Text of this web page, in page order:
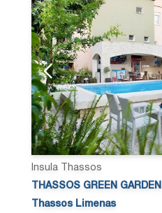
Insula Thassos
THASSOS GREEN GARDEN
Thassos Limenas